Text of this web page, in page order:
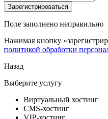
Зарегистрироваться
Поле заполнено неправильно
Нажимая кнопку
политикой обработки
Назад
Выберите услугу
Виртуальный хостинг
CMS-хостинг
VIP-хостинг